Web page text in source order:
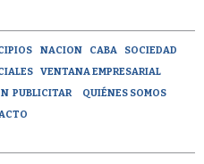
NACION CABA
SOCIEDAD
VENTANA EMPRESARIAL
PUBLICITAR
QUIÉNES SOMOS